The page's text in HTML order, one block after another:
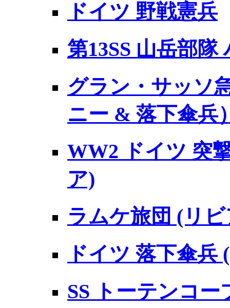
ドイツ 野戦憲兵
第13SS 山岳部隊
グラン・サッソ
ニー & 落下傘兵
WW2 ドイツ 突
ア)
ラムケ旅団 (リビ
ドイツ 落下傘兵
SS トーテンコー